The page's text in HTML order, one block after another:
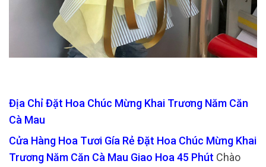
Địa Chỉ Đặt Hoa Chúc Mừng Khai Trương Năm Căn
Cà Mau
Cửa Hàng Hoa Tươi Gía Rẻ Đặt Hoa Chúc Mừng Khai
Trương Năm Căn Cà Mau Giao Hoa 45 Phút Chào